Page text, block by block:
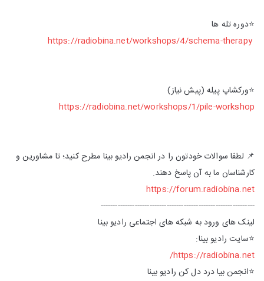
⭐️دوره تله ها
https://radiobina.net/workshops/4/schema-therapy
⭐️ورکشاپ پیله (پیش نیاز)
https://radiobina.net/workshops/1/pile-workshop
📌 لطفا سوالات خودتون را در انجمن رادیو بینا مطرح کنید؛ تا مشاورین و
کارشناسان ما به آن پاسخ دهند.
https://forum.radiobina.net
---------------------------------------------------------------
لینک های ورود به شبکه های اجتماعی رادیو بینا
⭐️سایت رادیو بینا:
https://radiobina.net/
⭐️انجمن بیا درد دل کن رادیو بینا